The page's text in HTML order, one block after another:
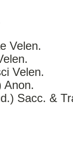
Velen.
Velen.
Anon.
Sacc. &